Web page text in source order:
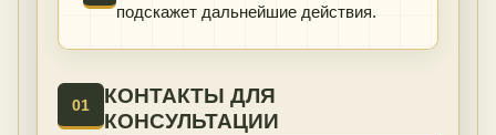
подскажет дальнейшие действия.
01
КОНТАКТЫ ДЛЯ
КОНСУЛЬТАЦИИ